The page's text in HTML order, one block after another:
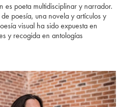
es poeta multidisciplinar y narrador.
poesía, una novela y artículos y
visual ha sido expuesta en
y recogida en antologías